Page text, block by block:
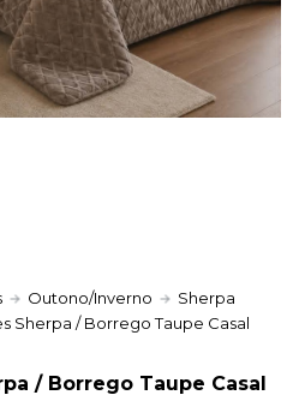
Privacidade
Outono/Inverno
Sherpa
Sherpa / Borrego Taupe Casal
/ Borrego Taupe Casal